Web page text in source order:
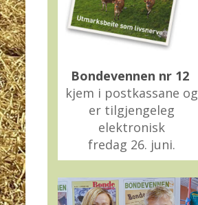
Bondevennen nr 12
kjem i postkassane og
er tilgjengeleg
elektronisk
fredag 26. juni.